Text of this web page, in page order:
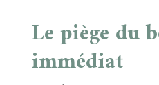
Le piège du
immédiat